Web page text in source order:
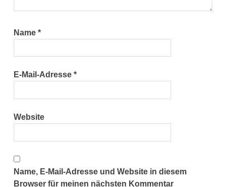
Name*
E-Mail-Adresse*
Website
Name, E-Mail-Adresse und Website in diesem
Browser für meinen nächsten Kommentar